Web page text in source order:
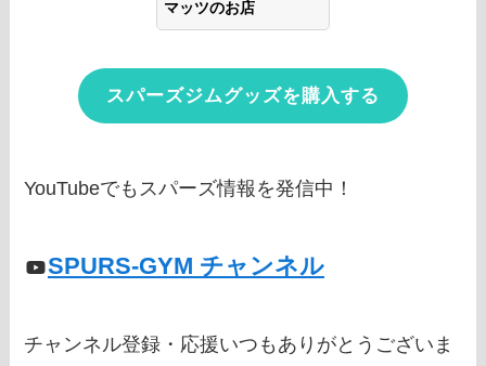
スパーズジムグッズを購入する
YouTubeでもスパーズ情報を発信中！
SPURS-GYM チャンネル
チャンネル登録・応援いつもありがとうございま